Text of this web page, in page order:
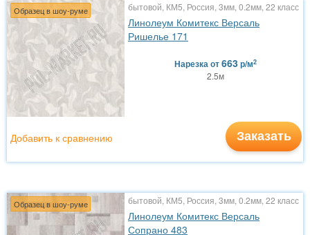
Образец в шоу-руме бытовой, КМ5, Россия, 3мм, 0.2мм, 22 класс
Линолеум Комитекс Версаль
Ришелье 171
Нарезкаот663р/м2
2.5м
Заказать
Добавить к сравнению
Образец в шоу-руме бытовой, КМ5, Россия, 3мм, 0.2мм, 22 класс
Линолеум Комитекс Версаль
Сопрано 483